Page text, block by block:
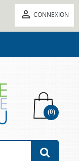
 CONNEXION
(0)